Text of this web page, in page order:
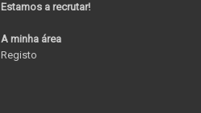
Estamos a recrutar!
A minha área
Registo